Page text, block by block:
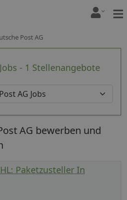
Post AG
- 1 Stellenangebote
AG bewerben und
Paketzusteller In